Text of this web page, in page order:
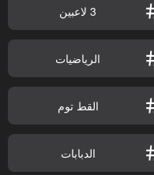
3 لاعبين
الرياضيات
القط توم
الدبابات